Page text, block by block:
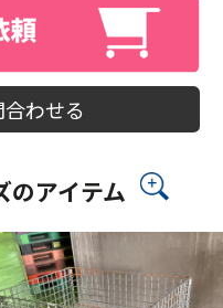
わせる
のアイテム